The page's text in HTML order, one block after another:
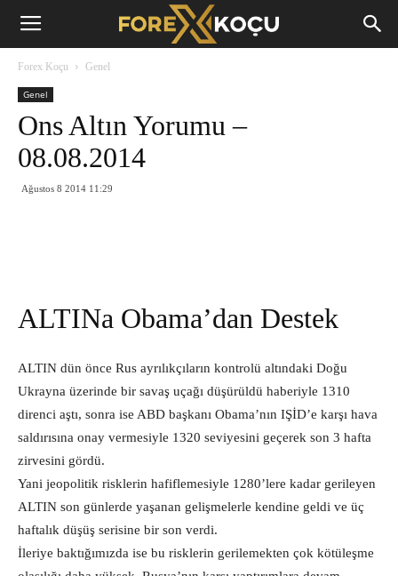
Forex
Forex Koçu Genel
Genel
Ons Altın Yorumu –
08.08.2014
Ağustos 8 2014 11:29
ALTINa Obama’dan Destek
ALTIN dün önce Rus ayrılıkçıların kontrolü altındaki Doğu
Ukrayna üzerinde bir savaş uçağı düşürüldü haberiyle 1310
direnci aştı, sonra ise ABD başkanı Obama’nın IŞİD’e karşı hava
saldırısına onay vermesiyle 1320 seviyesini geçerek son 3 hafta
zirvesini gördü.
Yani jeopolitik risklerin hafiflemesiyle 1280’lere kadar gerileyen
ALTIN son günlerde yaşanan gelişmelerle kendine geldi ve üç
haftalık düşüş serisine bir son verdi.
İleriye baktığımızda ise bu risklerin gerilemekten çok kötüleşme